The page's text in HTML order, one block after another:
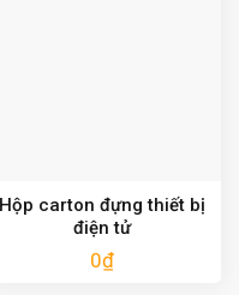
Hộp carton đựng thiết bị
điện tử
0₫